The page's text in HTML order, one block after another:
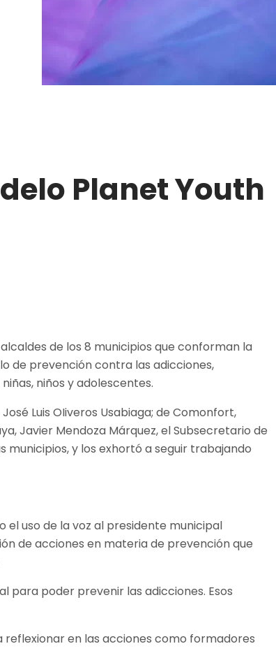
Planet Youth
de los 8 municipios que conforman la
de prevención contra las adicciones,
niños y adolescentes.
Luis OIiveros Usabiaga; de Comonfort,
Javier Mendoza Márquez, el Subsecretario de
y los exhortó a seguir trabajando
el uso de la voz al presidente municipal
de acciones en materia de prevención que
para poder prevenir las adicciones. Esos
reflexionar en las acciones como formadores